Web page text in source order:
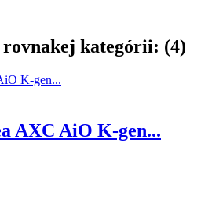
kategórii: (4)
AXC AiO K-gen...